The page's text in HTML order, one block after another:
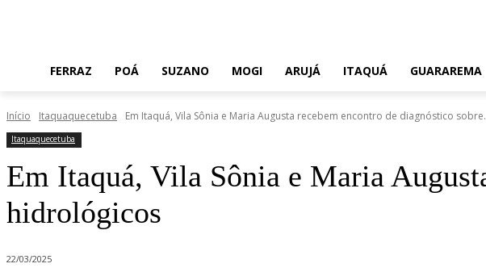
FERRAZ POÁ SUZANO MOGI ARUJÁ ITAQUÁ GUARAREMA
Início Itaquaquecetuba Em Itaquá, Vila Sônia e Maria Augusta recebem encontro de diagnóstico
Itaquaquecetuba
Em Itaquá, Vila Sônia e Maria
hidrológicos
22/03/2025